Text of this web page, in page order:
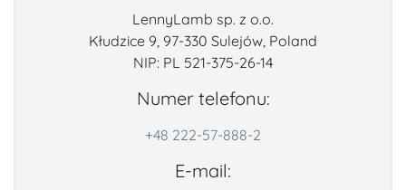
LennyLamb sp. z o.o.
Kłudzice 9, 97-330 Sulejów, Poland
NIP: PL 521-375-26-14
Numer telefonu:
+48 222-57-888-2
E-mail: